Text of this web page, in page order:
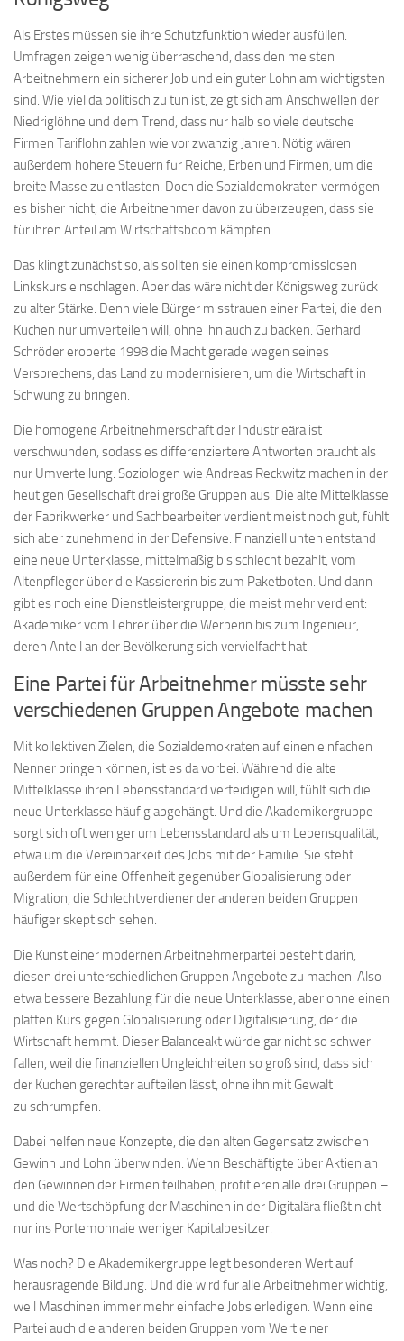
Als Erstes müssen sie ihre Schutzfunktion wieder ausfüllen.
Umfragen zeigen wenig überraschend, dass den meisten
Arbeitnehmern ein sicherer Job und ein guter Lohn am wichtigsten
sind. Wie viel da politisch zu tun ist, zeigt sich am Anschwellen der
Niedriglöhne und dem Trend, dass nur halb so viele deutsche
Firmen Tariflohn zahlen wie vor zwanzig Jahren. Nötig wären
außerdem höhere Steuern für Reiche, Erben und Firmen, um die
breite Masse zu entlasten. Doch die Sozialdemokraten vermögen
es bisher nicht, die Arbeitnehmer davon zu überzeugen, dass sie
für ihren Anteil am Wirtschaftsboom kämpfen.
Das klingt zunächst so, als sollten sie einen kompromisslosen
Linkskurs einschlagen. Aber das wäre nicht der Königsweg zurück
zu alter Stärke. Denn viele Bürger misstrauen einer Partei, die den
Kuchen nur umverteilen will, ohne ihn auch zu backen. Gerhard
Schröder eroberte 1998 die Macht gerade wegen seines
Versprechens, das Land zu modernisieren, um die Wirtschaft in
Schwung zu bringen.
Die homogene Arbeitnehmerschaft der Industrieära ist
verschwunden, sodass es differenziertere Antworten braucht als
nur Umverteilung. Soziologen wie Andreas Reckwitz machen in der
heutigen Gesellschaft drei große Gruppen aus. Die alte Mittelklasse
der Fabrikwerker und Sachbearbeiter verdient meist noch gut, fühlt
sich aber zunehmend in der Defensive. Finanziell unten entstand
eine neue Unterklasse, mittelmäßig bis schlecht bezahlt, vom
Altenpfleger über die Kassiererin bis zum Paketboten. Und dann
gibt es noch eine Dienstleistergruppe, die meist mehr verdient:
Akademiker vom Lehrer über die Werberin bis zum Ingenieur,
deren Anteil an der Bevölkerung sich vervielfacht hat.
Eine Partei für Arbeitnehmer müsste sehr
verschiedenen Gruppen Angebote machen
Mit kollektiven Zielen, die Sozialdemokraten auf einen einfachen
Nenner bringen können, ist es da vorbei. Während die alte
Mittelklasse ihren Lebensstandard verteidigen will, fühlt sich die
neue Unterklasse häufig abgehängt. Und die Akademikergruppe
sorgt sich oft weniger um Lebensstandard als um Lebensqualität,
etwa um die Vereinbarkeit des Jobs mit der Familie. Sie steht
außerdem für eine Offenheit gegenüber Globalisierung oder
Migration, die Schlechtverdiener der anderen beiden Gruppen
häufiger skeptisch sehen.
Die Kunst einer modernen Arbeitnehmerpartei besteht darin,
diesen drei unterschiedlichen Gruppen Angebote zu machen. Also
etwa bessere Bezahlung für die neue Unterklasse, aber ohne einen
platten Kurs gegen Globalisierung oder Digitalisierung, der die
Wirtschaft hemmt. Dieser Balanceakt würde gar nicht so schwer
fallen, weil die finanziellen Ungleichheiten so groß sind, dass sich
der Kuchen gerechter aufteilen lässt, ohne ihn mit Gewalt
zu schrumpfen.
Dabei helfen neue Konzepte, die den alten Gegensatz zwischen
Gewinn und Lohn überwinden. Wenn Beschäftigte über Aktien an
den Gewinnen der Firmen teilhaben, profitieren alle drei Gruppen –
und die Wertschöpfung der Maschinen in der Digitalära fließt nicht
nur ins Portemonnaie weniger Kapitalbesitzer.
Was noch? Die Akademikergruppe legt besonderen Wert auf
herausragende Bildung. Und die wird für alle Arbeitnehmer wichtig,
weil Maschinen immer mehr einfache Jobs erledigen. Wenn eine
Partei auch die anderen beiden Gruppen vom Wert einer